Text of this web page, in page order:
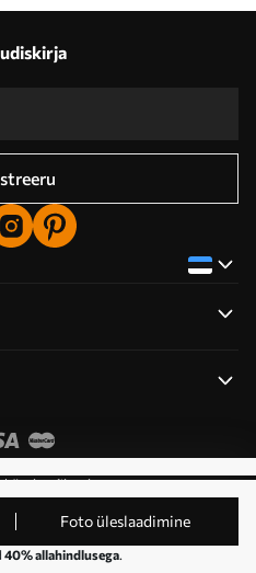
Foto üleslaadimine
40% allahindlusega.
küpsiste õigusi
Kõik õigused kaitstud.